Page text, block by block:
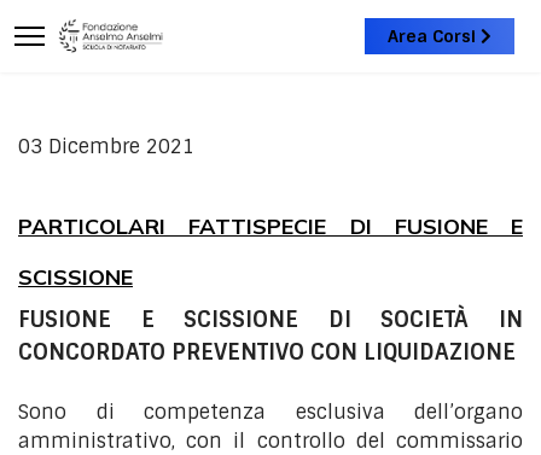
Area Corsi
03 Dicembre 2021
PARTICOLARI FATTISPECIE DI FUSIONE E
SCISSIONE
FUSIONE E SCISSIONE DI SOCIETÀ IN
CONCORDATO PREVENTIVO CON LIQUIDAZIONE
Sono di competenza esclusiva dell’organo
amministrativo, con il controllo del commissario